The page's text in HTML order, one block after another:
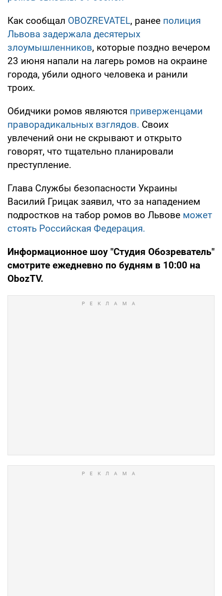
Как сообщал OBOZREVATEL, ранее полиция
Львова задержала десятерых
злоумышленников, которые поздно вечером
23 июня напали на лагерь ромов на окраине
города, убили одного человека и ранили
троих.
Обидчики ромов являются приверженцами
праворадикальных взглядов. Своих
увлечений они не скрывают и открыто
говорят, что тщательно планировали
преступление.
Глава Службы безопасности Украины
Василий Грицак заявил, что за нападением
подростков на табор ромов во Львове может
стоять Российская Федерация.
Информационное шоу "Студия Обозреватель"
смотрите ежедневно по будням в 10:00 на
ObozTV.